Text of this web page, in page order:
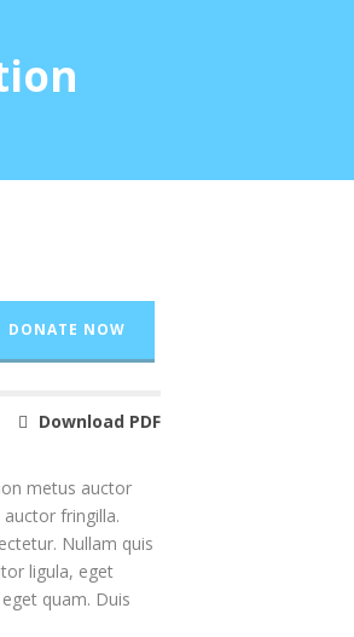
Download PDF
DONATE NOW
metus auctor
fringilla.
Nullam quis
ligula, eget
quam. Duis